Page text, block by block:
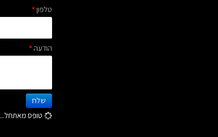
טלפון*
הודעה*
שלח
טופס מאתחל...